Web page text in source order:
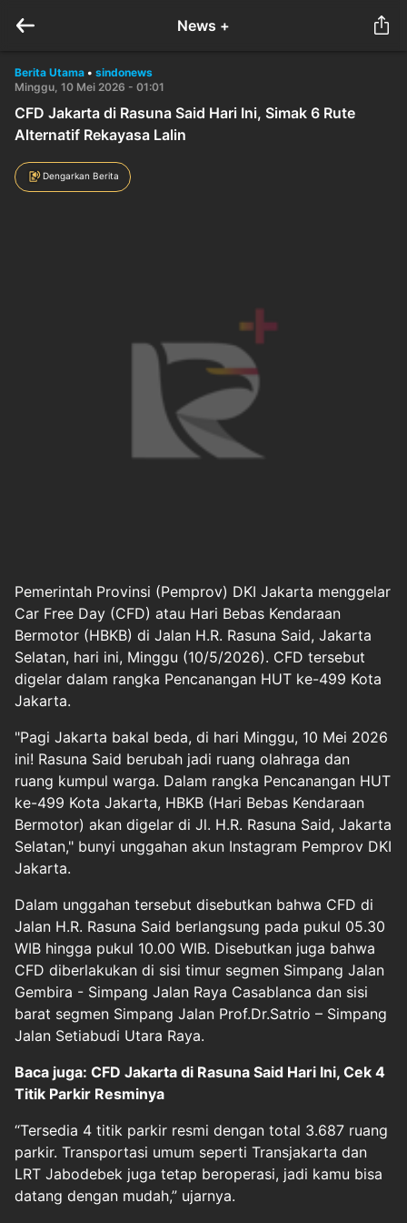
News +
Berita Utama • sindonews
Minggu, 10 Mei 2026 - 01:01
CFD Jakarta di Rasuna Said Hari Ini, Simak 6 Rute
Alternatif Rekayasa Lalin
Dengarkan Berita
Pemerintah Provinsi (Pemprov) DKI Jakarta menggelar
Car Free Day (CFD) atau Hari Bebas Kendaraan
Bermotor (HBKB) di Jalan H.R. Rasuna Said, Jakarta
Selatan, hari ini, Minggu (10/5/2026). CFD tersebut
digelar dalam rangka Pencanangan HUT ke-499 Kota
Jakarta.
"Pagi Jakarta bakal beda, di hari Minggu, 10 Mei 2026
ini! Rasuna Said berubah jadi ruang olahraga dan
ruang kumpul warga. Dalam rangka Pencanangan HUT
ke-499 Kota Jakarta, HBKB (Hari Bebas Kendaraan
Bermotor) akan digelar di Jl. H.R. Rasuna Said, Jakarta
Selatan," bunyi unggahan akun Instagram Pemprov DKI
Jakarta.
Dalam unggahan tersebut disebutkan bahwa CFD di
Jalan H.R. Rasuna Said berlangsung pada pukul 05.30
WIB hingga pukul 10.00 WIB. Disebutkan juga bahwa
CFD diberlakukan di sisi timur segmen Simpang Jalan
Gembira - Simpang Jalan Raya Casablanca dan sisi
barat segmen Simpang Jalan Prof.Dr.Satrio – Simpang
Jalan Setiabudi Utara Raya.
Baca juga: CFD Jakarta di Rasuna Said Hari Ini, Cek 4
Titik Parkir Resminya
“Tersedia 4 titik parkir resmi dengan total 3.687 ruang
parkir. Transportasi umum seperti Transjakarta dan
LRT Jabodebek juga tetap beroperasi, jadi kamu bisa
datang dengan mudah,” ujarnya.